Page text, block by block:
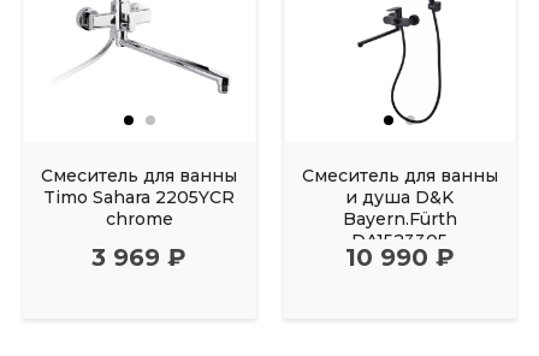
Смеситель для ванны
Timo Sahara 2205YCR
chrome
3 969 ₽
Смеситель для ванны
и душа D&K
Bayern.Fürth
DA1523305
10 990 ₽